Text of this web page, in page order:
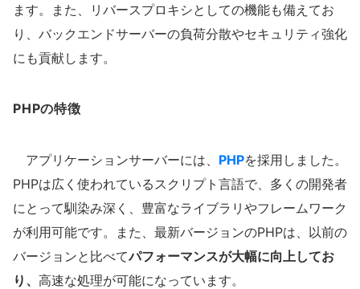
ます。また、リバースプロキシとしての機能も備えてお
り、バックエンドサーバーの負荷分散やセキュリティ強化
にも貢献します。
PHPの特徴
アプリケーションサーバーには、 PHPを採用しました。
PHPは広く使われているスクリプト言語で、多くの開発者
にとって馴染み深く、豊富なライブラリやフレームワーク
が利用可能です。また、最新バージョンのPHPは、以前の
バージョンと比べてパフォーマンスが大幅に向上してお
り、 高速な処理が可能になっています。